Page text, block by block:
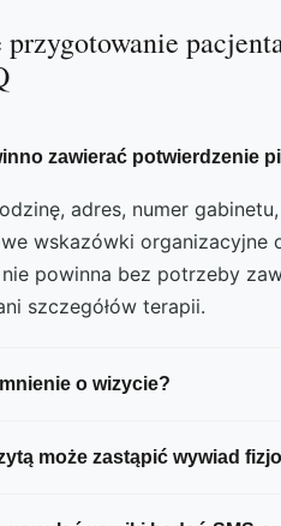
zawierać potwierdzenie
adres, numer
wskazówki organizacyjne
powinna bez potrzeby
szczegółów terapii.
o wizycie?
miał czas zareagować.
może zastąpić wywiad